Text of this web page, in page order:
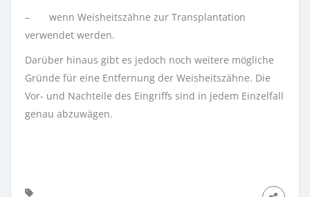
– wenn Weisheitszähne zur Transplantation
verwendet werden.
Darüber hinaus gibt es jedoch noch weitere mögliche
Gründe für eine Entfernung der Weisheitszähne. Die
Vor- und Nachteile des Eingriffs sind in jedem Einzelfall
genau abzuwägen.